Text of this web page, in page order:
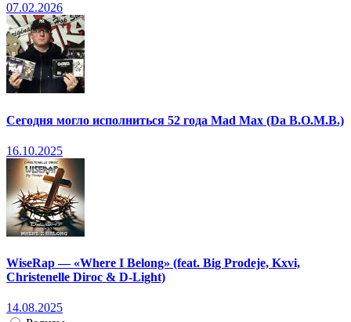
07.02.2026
Сегодня могло исполниться 52 года Mad Max (Da B.O.M.B.)
16.10.2025
WiseRap — «Where I Belong» (feat. Big Prodeje, Kxvi,
Christenelle Diroc & D-Light)
14.08.2025